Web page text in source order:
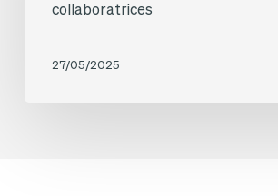
immobilier
nomination
collaboratrices
27/05/2025